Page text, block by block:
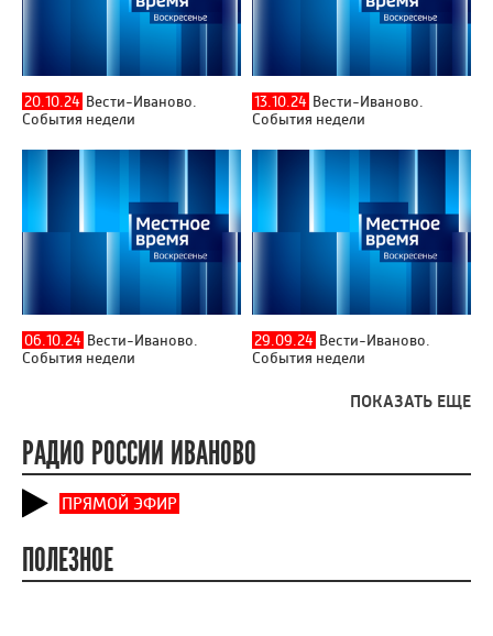
20.10.24 Вести-Иваново.
События недели
13.10.24 Вести-Иваново.
События недели
06.10.24 Вести-Иваново.
События недели
29.09.24 Вести-Иваново.
События недели
ПОКАЗАТЬ ЕЩЕ
РАДИО РОССИИ ИВАНОВО
ПРЯМОЙ ЭФИР
ПОЛЕЗНОЕ